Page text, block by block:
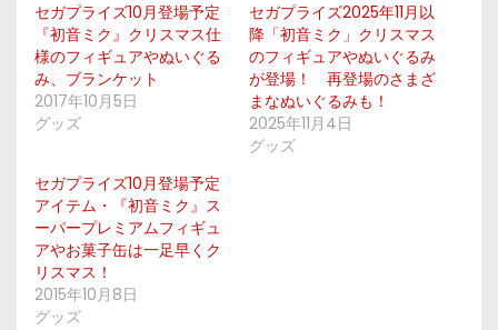
セガプライズ10月登場予定
『初音ミク』クリスマス仕
様のフィギュアやぬいぐる
み、ブランケット
2017年10月5日
グッズ
セガプライズ2025年11月以
降「初音ミク」クリスマス
のフィギュアやぬいぐるみ
が登場！ 再登場のさまざ
まなぬいぐるみも！
2025年11月4日
グッズ
セガプライズ10月登場予定
アイテム・『初音ミク』ス
ーパープレミアムフィギュ
アやお菓子缶は一足早くク
リスマス！
2015年10月8日
グッズ